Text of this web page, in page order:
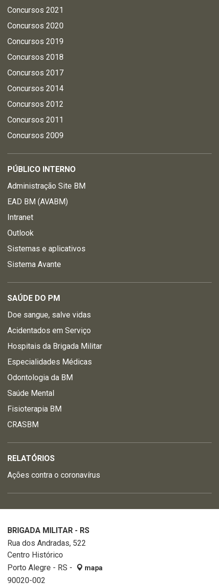
Concursos 2021
Concursos 2020
Concursos 2019
Concursos 2018
Concursos 2017
Concursos 2014
Concursos 2012
Concursos 2011
Concursos 2009
PÚBLICO INTERNO
Administração Site BM
EAD BM (AVABM)
Intranet
Outlook
Sistemas e aplicativos
Sistema Avante
SAÚDE DO PM
Doe sangue, salve vidas
Acidentados em Serviço
Hospitais da Brigada Militar
Especialidades Médicas
Odontologia da BM
Saúde Mental
Fisioterapia BM
CRASBM
RELATÓRIOS
Ações contra o coronavírus
BRIGADA MILITAR - RS
Rua dos Andradas, 522
Centro Histórico
Porto Alegre - RS -
mapa
90020-002